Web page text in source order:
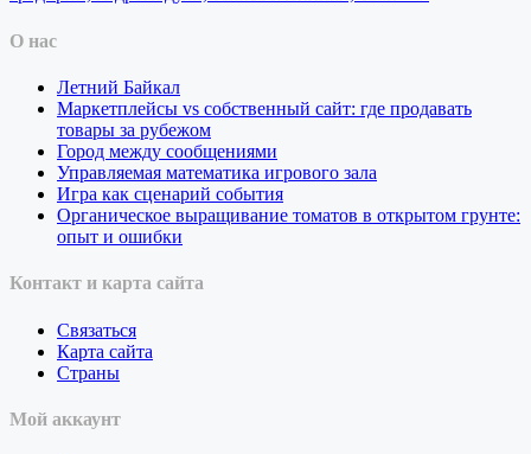
О нас
Летний Байкал
Маркетплейсы vs собственный сайт: где продавать
товары за рубежом
Город между сообщениями
Управляемая математика игрового зала
Игра как сценарий события
Органическое выращивание томатов в открытом грунте:
опыт и ошибки
Контакт и карта сайта
Связаться
Карта сайта
Страны
Мой аккаунт